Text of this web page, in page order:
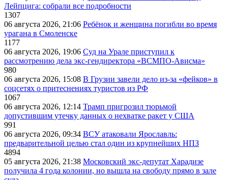
Лейпцига: собрали все подробности
1307
06 августа 2026, 21:06 Ребёнок и женщина погибли во время
урагана в Смоленске
1177
06 августа 2026, 19:06 Суд на Урале приступил к
рассмотрению дела экс-гендиректора «ВСМПО-Ависма»
980
06 августа 2026, 15:08 В Грузии завели дело из-за «фейков» в
соцсетях о притеснениях туристов из РФ
1067
06 августа 2026, 12:14 Трамп пригрозил тюрьмой
допустившим утечку данных о нехватке ракет у США
991
06 августа 2026, 09:34 ВСУ атаковали Ярославль:
предварительной целью стал один из крупнейших НПЗ
4894
05 августа 2026, 21:38 Московский экс-депутат Харадизе
получила 4 года колонии, но вышла на свободу прямо в зале